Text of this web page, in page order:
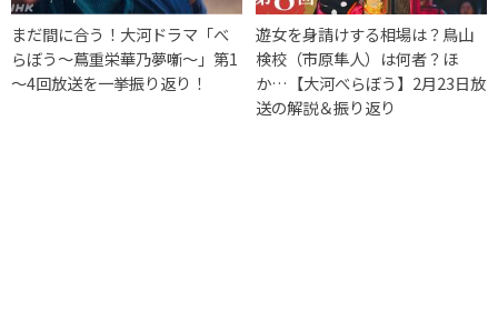
まだ間に合う！大河ドラマ「べ
らぼう～蔦重栄華乃夢噺～」第1
～4回放送を一挙振り返り！
遊女を身請けする相場は？鳥山
検校（市原隼人）は何者？ほ
か…【大河べらぼう】2月23日放
送の解説＆振り返り